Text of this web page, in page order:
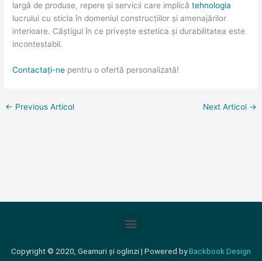
largă de produse, repere și servicii care implicătehnologia
lucrului cu sticla în domeniul construcțiilor și amenajărilor
interioare. Câștigul în ce privește estetica și durabilitatea este
incontestabil.
Contactați-ne pentru o ofertă personalizată!
← Previous Articol Next Articol →
Meniu
Copyright © 2020, Geamuri și oglinzi | Powered byBackbook Design